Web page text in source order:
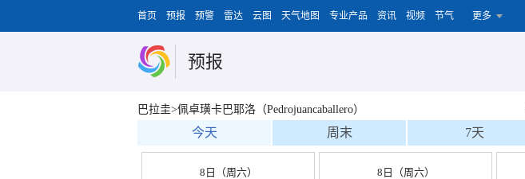
首页 预报 预警 雷达 云图 天气地图 专业产品 资讯 视频 节气 更多
预报
巴拉圭>佩卓璜卡巴耶洛（Pedrojuancaballero）
今天 周末 7天
8日（周六）
8日（周六）